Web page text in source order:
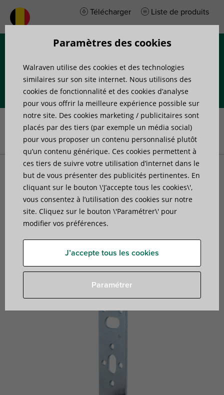
Télécharger Liste de produits
Accueil»Produits» Accessoires de fixation»Accessoires
support de conduit de ventilation»Walraven Éléments de
suspension conduits rectangulaires
Walraven Éléments de
suspension conduits
rectangulaires
pour conduits d'air
Paramètres des cookies
Walraven utilise des cookies et des technologies
similaires sur son site internet. Nous utilisons des
cookies de fonctionnalité et des cookies d’analyse
pour vous offrir la meilleure expérience possible sur
notre site. Des cookies marketing / publicitaires sont
placés par des tiers (par exemple un média social)
pour vous proposer un contenu personnalisé plutôt
qu’un contenu générique. Ces cookies permettent à
ces tiers de suivre votre utilisation d’internet dans le
but de vous présenter des publicités pertinentes. En
cliquant sur le bouton \'J’accepte tous les cookies\',
vous consentez à l’utilisation des cookies sur notre
site. Cliquez sur le bouton \'Paramétrer\' pour
modifier vos préférences.
J’accepte tous les cookies
Paramétrer